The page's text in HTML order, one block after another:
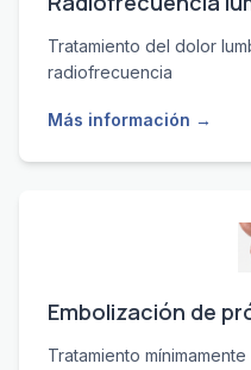
Tratamiento del dolor
radiofrecuencia
Más información →
Embolización de
Tratamiento